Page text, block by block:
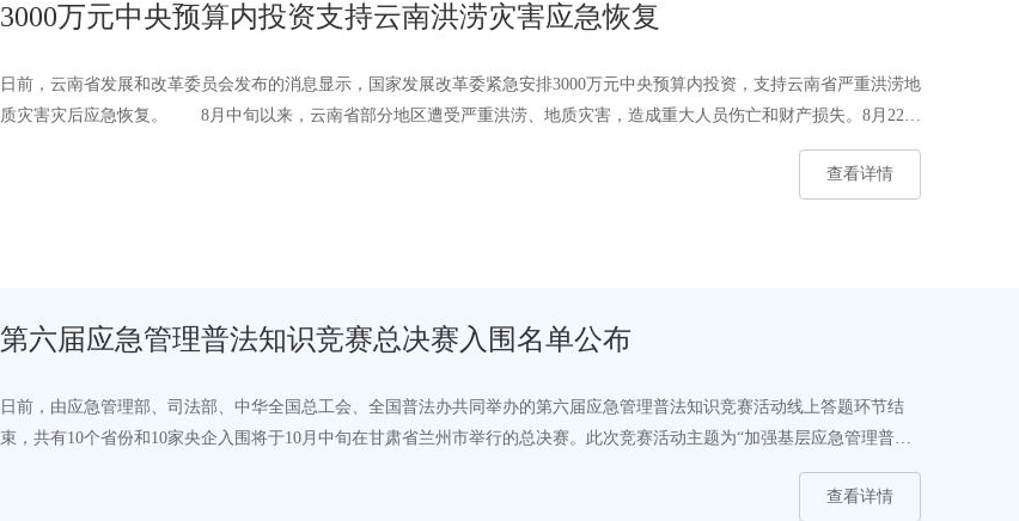
3000万元中央预算内投资支持云南洪涝灾害应急恢复
日前，云南省发展和改革委员会发布的消息显示，国家发展改革委紧急安排3000万元中央预算内投资，支持云南省严重洪涝地
质灾害灾后应急恢复。 8月中旬以来，云南省部分地区遭受严重洪涝、地质灾害，造成重大人员伤亡和财产损失。8月22
查看详情
第六届应急管理普法知识竞赛总决赛入围名单公布
日前，由应急管理部、司法部、中华全国总工会、全国普法办共同举办的第六届应急管理普法知识竞赛活动线上答题环节结
束，共有10个省份和10家央企入围将于10月中旬在甘肃省兰州市举行的总决赛。此次竞赛活动主题为“加强基层应急管理普
查看详情